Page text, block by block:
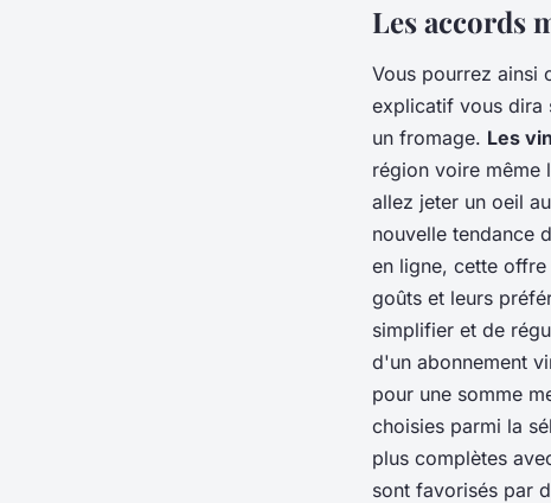
Les accords
Vous pourrez ainsi
explicatif vous dira
un fromage. Les
région voire même
allez jeter un oeil
nouvelle tendance
en ligne, cette
goûts et leurs
simplifier et de
d'un abonnement
pour une somme
choisies parmi la
plus complètes
sont favorisés par